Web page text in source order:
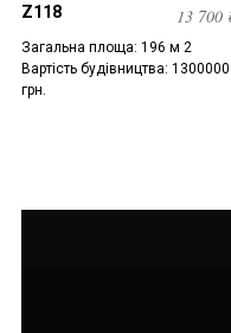
Z118 13 700
Загальна площа: 196 м 2
Вартість будівництва: 1300000
грн.